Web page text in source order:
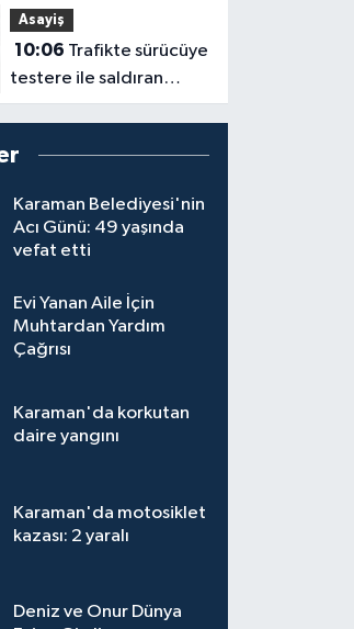
Asayiş
10:06
testere ile saldıran
şüpheli tutuklandı
Karaman Belediyesi'nin
Acı Günü: 49 yaşında
vefat etti
Evi Yanan Aile İçin
Muhtardan Yardım
Çağrısı
Karaman'da korkutan
daire yangını
Karaman'da motosiklet
kazası: 2 yaralı
Deniz ve Onur Dünya